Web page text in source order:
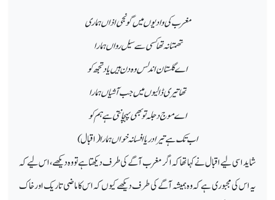
مغرب کی وادیوں میں گونجی اذاں ہماری
تھمتا نہ تھا کسی سے سیل رواں ہمارا
اے گلستان اندلس وہ دن ہیں یاد تجھ کو
تھا تیری ڈالیوں میں جب آشیاں ہمارا
اے موج دجلہ تو بھی پہچانتی ہے ہم کو
اب تک ہے تیرا دریا افسانہ خواں ہمارا (اقبال)
شاید اسی لیے اقبال نے کہا تھا کہ اگر مغرب آگے کی طرف دیکھتا ہے تو وہ دیکھے، اس لیے کہ
یہ اس کی مجبوری ہے کہ وہ ہمیشہ آگے کی طرف دیکھے کیوں کہ اس کا ماضی تاریک اور خاک